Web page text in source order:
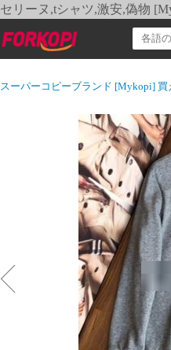
セリーヌ,tシャツ,激安,偽物
スーパーコピーブランド [Mykopi] 買